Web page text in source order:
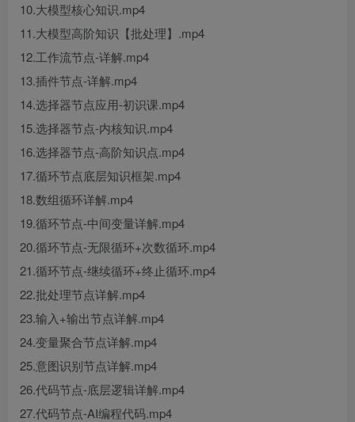
10.大模型核心知识.mp4
11.大模型高阶知识【批处理】.mp4
12.工作流节点-详解.mp4
13.插件节点-详解.mp4
14.选择器节点应用-初识课.mp4
15.选择器节点-内核知识.mp4
16.选择器节点-高阶知识点.mp4
17.循环节点底层知识框架.mp4
18.数组循环详解.mp4
19.循环节点-中间变量详解.mp4
20.循环节点-无限循环+次数循环.mp4
21.循环节点-继续循环+终止循环.mp4
22.批处理节点详解.mp4
23.输入+输出节点详解.mp4
24.变量聚合节点详解.mp4
25.意图识别节点详解.mp4
26.代码节点-底层逻辑详解.mp4
27.代码节点-AI编程代码.mp4